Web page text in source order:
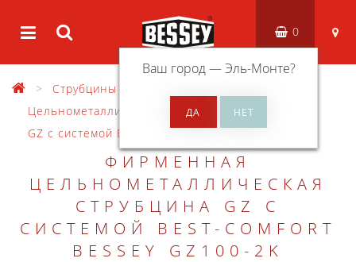
Ваш город —Эль-Монте?
0
Струбцины
Цельнометаллические струбцины
GZ с системой Best-Comfort
ФИРМЕННАЯ
ЦЕЛЬНОМЕТАЛЛИЧЕСКАЯ
СТРУБЦИНА GZ С
СИСТЕМОЙ BEST-COMFORT
BESSEY GZ100-2K